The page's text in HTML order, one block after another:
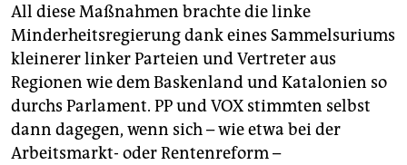
All diese Maßnahmen brachte die linke
Minderheitsregierung dank eines Sammelsuriums
kleinerer linker Parteien und Vertreter aus
Regionen wie dem Baskenland und Katalonien so
durchs Parlament. PP und VOX stimmten selbst
dann dagegen, wenn sich – wie etwa bei der
Arbeitsmarkt- oder Rentenreform –